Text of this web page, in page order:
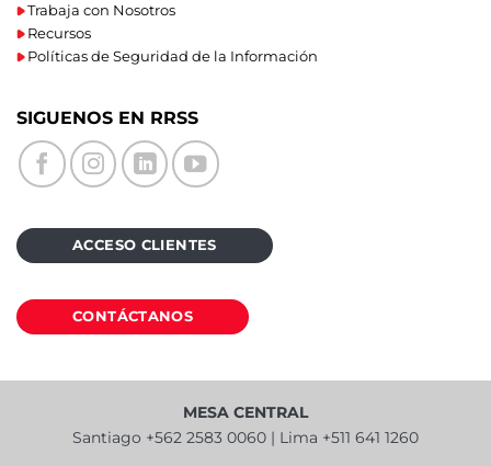
Trabaja con Nosotros
Recursos
Políticas de Seguridad de la Información
SIGUENOS EN RRSS
ACCESO CLIENTES
CONTÁCTANOS
MESA CENTRAL
Santiago +562 2583 0060 | Lima +511 641 1260